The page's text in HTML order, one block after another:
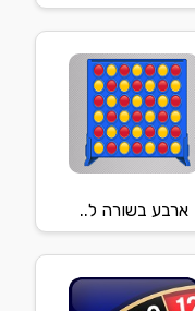
ארבע בשורה ל..